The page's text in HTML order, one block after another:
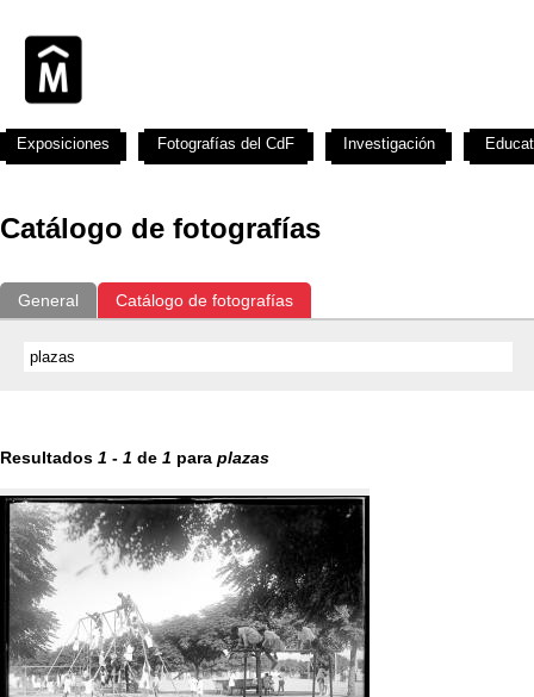
Catálogo de fotografías
General Catálogo de fotografías
Resultados 1 - 1 de 1 para plazas
Exposiciones Fotografías del CdF Investigación